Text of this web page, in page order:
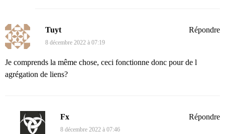
Tuyt
8 décembre 2022 à 07:19
Je comprends la même chose, ceci fonctionne donc pour de l
agrégation de liens?
Répondre
Fx
8 décembre 2022 à 07:46
Répondre